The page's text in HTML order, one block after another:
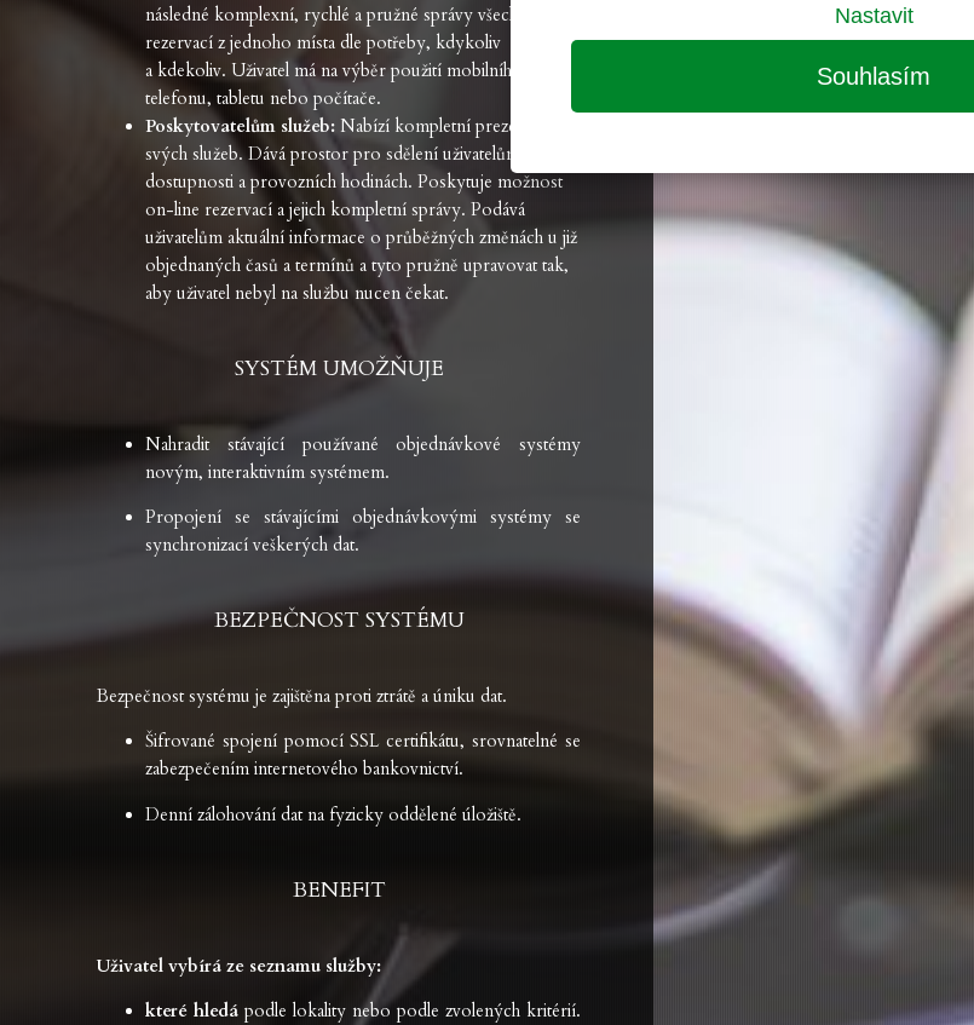
následné komplexní, rychlé a pružné správy všech
rezervací z jednoho místa dle potřeby, kdykoliv
a kdekoliv. Uživatel má na výběr použití mobilního
telefonu, tabletu nebo počítače.
Poskytovatelům služeb: Nabízí kompletní prezentaci
svých služeb. Dává prostor pro sdělení uživatelům o své
dostupnosti a provozních hodinách. Poskytuje možnost
on-line rezervací a jejich kompletní správy. Podává
uživatelům aktuální informace o průběžných změnách u již
objednaných časů a termínů a tyto pružně upravovat tak,
aby uživatel nebyl na službu nucen čekat.
SYSTÉM UMOŽŇUJE
Nahradit stávající používané objednávkové systémy
novým, interaktivním systémem.
Propojení se stávajícími objednávkovými systémy se
synchronizací veškerých dat.
BEZPEČNOST SYSTÉMU
Bezpečnost systému je zajištěna proti ztrátě a úniku dat.
Šifrované spojení pomocí SSL certifikátu, srovnatelné se
zabezpečením internetového bankovnictví.
Denní zálohování dat na fyzicky oddělené úložiště.
BENEFIT
Uživatel vybírá ze seznamu služby:
které hledá podle lokality nebo podle zvolených kritérií.
Nastavit
Souhlasím